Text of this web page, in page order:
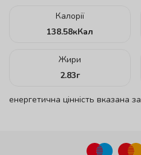
Калорії
138.58кКал
Жири
2.83г
енергетична цінність вказана за